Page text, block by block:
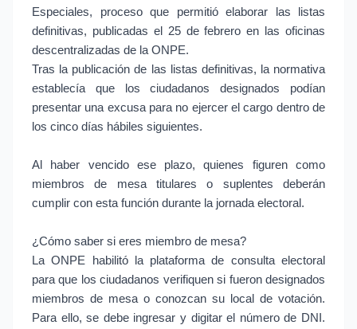
Especiales, proceso que permitió elaborar las listas
definitivas, publicadas el 25 de febrero en las oficinas
descentralizadas de la ONPE.
Tras la publicación de las listas definitivas, la normativa
establecía que los ciudadanos designados podían
presentar una excusa para no ejercer el cargo dentro de
los cinco días hábiles siguientes.
Al haber vencido ese plazo, quienes figuren como
miembros de mesa titulares o suplentes deberán
cumplir con esta función durante la jornada electoral.
¿Cómo saber si eres miembro de mesa?
La ONPE habilitó la plataforma de consulta electoral
para que los ciudadanos verifiquen si fueron designados
miembros de mesa o conozcan su local de votación.
Para ello, se debe ingresar y digitar el número de DNI.